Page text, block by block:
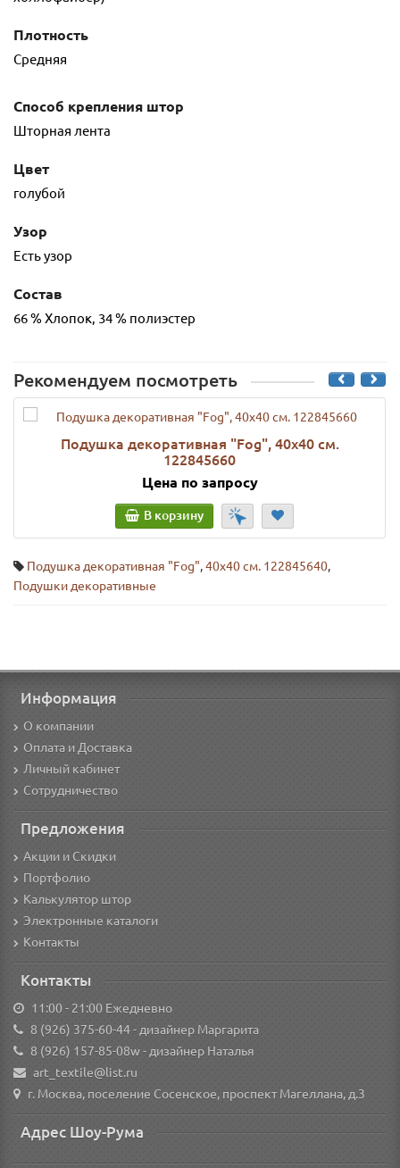
Плотность
Средняя
Способ крепления штор
Шторная лента
Цвет
голубой
Узор
Есть узор
Состав
66 % Хлопок, 34 % полиэстер
Рекомендуем посмотреть
Подушка декоративная "Fog", 40х40 см.
122845660
Цена по запросу
В корзину
Подушка декоративная "Fog",40х40 см. 122845640,
Подушки декоративные
Информация
О компании
Оплата и Доставка
Личный кабинет
Сотрудничество
Предложения
Акции и Скидки
Портфолио
Калькулятор штор
Электронные каталоги
Контакты
Контакты
11:00 - 21:00 Ежедневно
8 (926) 375-60-44- дизайнер Маргарита
8 (926) 157-85-08w- дизайнер Наталья
art_textile@list.ru
г. Москва, поселение Сосенское, проспект Магеллана, д.3
Адрес Шоу-Рума